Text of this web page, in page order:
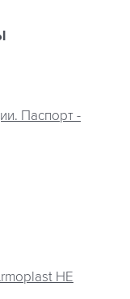
Паспорт -
HE